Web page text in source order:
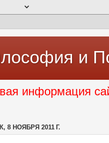
и
информация
8 НОЯБРЯ 2011 Г.